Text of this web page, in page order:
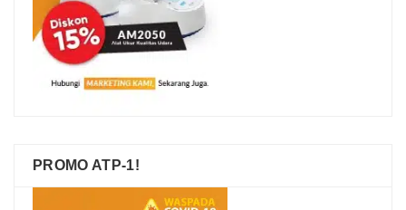
PROMO ATP-1!